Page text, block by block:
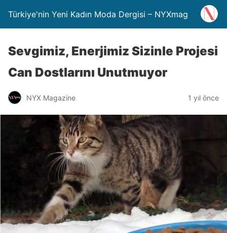
Türkiye'nin Yeni Kadın Moda Dergisi – NYXmag
Sevgimiz, Enerjimiz Sizinle Projesi
Can Dostlarını Unutmuyor
NYX Magazine 1 yıl önce